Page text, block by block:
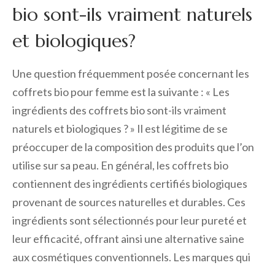
bio sont-ils vraiment naturels
et biologiques?
Une question fréquemment posée concernant les
coffrets bio pour femme est la suivante : « Les
ingrédients des coffrets bio sont-ils vraiment
naturels et biologiques ? » Il est légitime de se
préoccuper de la composition des produits que l’on
utilise sur sa peau. En général, les coffrets bio
contiennent des ingrédients certifiés biologiques
provenant de sources naturelles et durables. Ces
ingrédients sont sélectionnés pour leur pureté et
leur efficacité, offrant ainsi une alternative saine
aux cosmétiques conventionnels. Les marques qui